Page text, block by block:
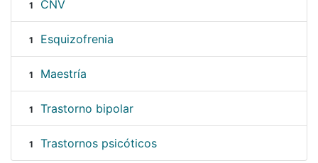
1 CNV
1 Esquizofrenia
1 Maestría
1 Trastorno bipolar
1 Trastornos psicóticos